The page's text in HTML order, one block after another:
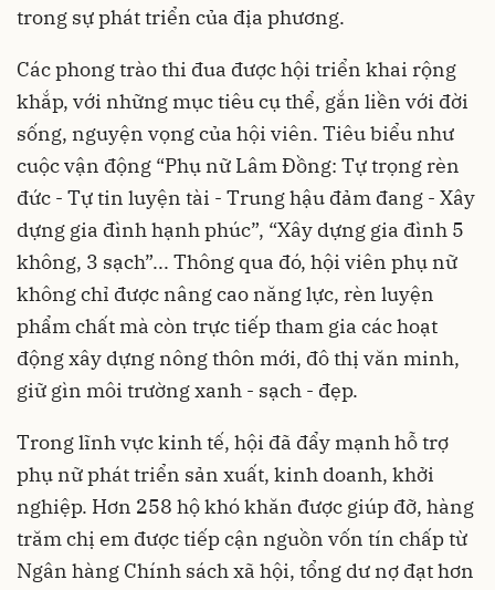
trong sự phát triển của địa phương.
Các phong trào thi đua được hội triển khai rộng
khắp, với những mục tiêu cụ thể, gắn liền với đời
sống, nguyện vọng của hội viên. Tiêu biểu như
cuộc vận động “Phụ nữ Lâm Đồng: Tự trọng rèn
đức - Tự tin luyện tài - Trung hậu đảm đang - Xây
dựng gia đình hạnh phúc”, “Xây dựng gia đình 5
không, 3 sạch”... Thông qua đó, hội viên phụ nữ
không chỉ được nâng cao năng lực, rèn luyện
phẩm chất mà còn trực tiếp tham gia các hoạt
động xây dựng nông thôn mới, đô thị văn minh,
giữ gìn môi trường xanh - sạch - đẹp.
Trong lĩnh vực kinh tế, hội đã đẩy mạnh hỗ trợ
phụ nữ phát triển sản xuất, kinh doanh, khởi
nghiệp. Hơn 258 hộ khó khăn được giúp đỡ, hàng
trăm chị em được tiếp cận nguồn vốn tín chấp từ
Ngân hàng Chính sách xã hội, tổng dư nợ đạt hơn